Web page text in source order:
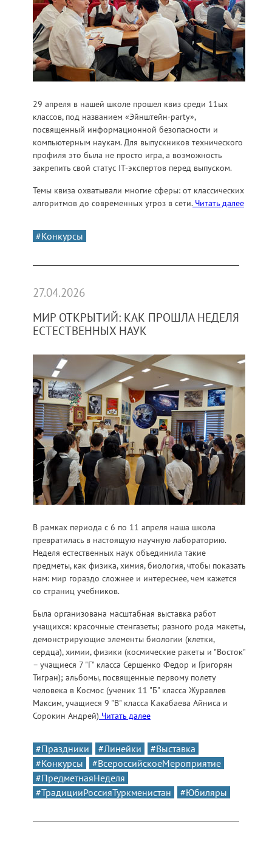
29 апреля в нашей школе прошел квиз среди 11ых
классов, под названием «Эйнштейн-party»,
посвященный информационной безопасности и
компьютерным наукам. Для выпускников технического
профиля это была не просто игра, а возможность
закрепить свой статус IT-экспертов перед выпуском.
Темы квиза охватывали многие сферы: от классических
алгоритмов до современных угроз в сети.Читать далее
#Конкурсы
МИР ОТКРЫТИЙ: КАК ПРОШЛА НЕДЕЛЯ
ЕСТЕСТВЕННЫХ НАУК
27.04.2026
В рамках периода с 6 по 11 апреля наша школа
превратилась в настоящую научную лабораторию.
Неделя естественных наук объединила такие
предметы, как физика, химия, биология, чтобы показать
нам: мир гораздо сложнее и интереснее, чем кажется
со страниц учебников.
Была организована масштабная выставка работ
учащихся: красочные стенгазеты; разного рода макеты,
демонстрирующие элементы биологии (клетки,
сердца), химии, физики (космические ракеты и "Восток"
– учащиеся 7 "Г" класса Сершенко Федор и Григорян
Тигран); альбомы, посвященные первому полету
человека в Космос (ученик 11 "Б" класса Журавлев
Максим, учащиеся 9 "В" класса Какабаева Айниса и
Сорокин Андрей) Читать далее
#Праздники #Линейки
#Выставка
#Конкурсы
#ВсероссийскоеМероприятие
#ПредметнаяНеделя
#ТрадицииРоссияТуркменистан
#Юбиляры